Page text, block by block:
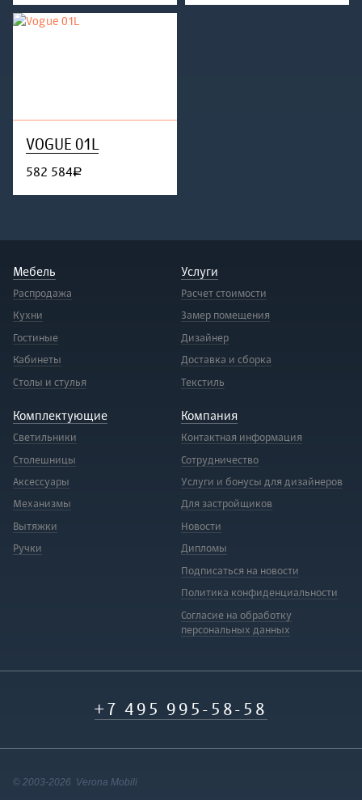
VOGUE 01L
582 584руб.
+7 495 995-58-58
Мебель
Распродажа
Кухни
Гостиные
Кабинеты
Столы и стулья
Услуги
Расчет стоимости
Замер помещения
Дизайнер
Доставка и сборка
Текстиль
Комплектующие
Светильники
Столешницы
Аксессуары
Механизмы
Вытяжки
Ручки
Компания
Контактная информация
Сотрудничество
Услуги и бонусы для дизайнеров
Для застройщиков
Новости
Дипломы
Подписаться на новости
Политика конфиденциальности
Согласие на обработку
персональных данных
© 2003-2026 Verona Mobili